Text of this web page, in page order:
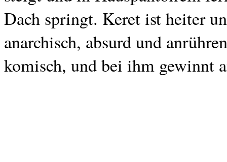
Dach springt. Keret ist heiter
anarchisch, absurd und
komisch, und bei ihm gewinnt